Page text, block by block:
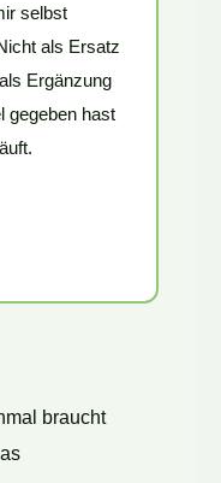
selbst
als Ersatz
Ergänzung
gegeben hast